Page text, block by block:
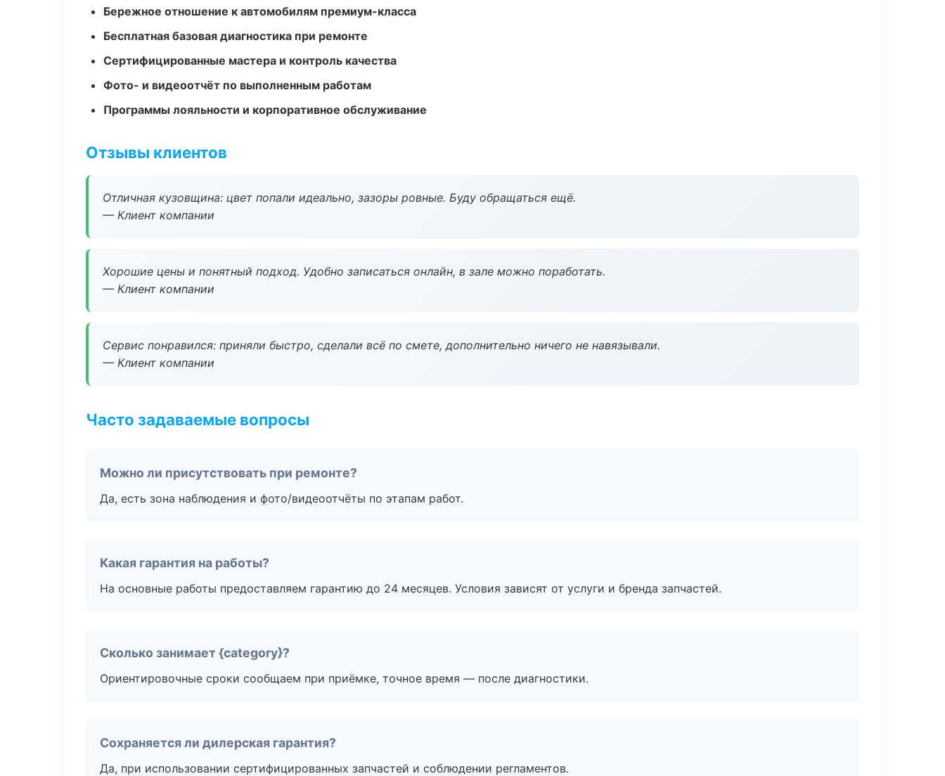
Бережное отношение к автомобилям премиум-класса
Бесплатная базовая диагностика при ремонте
Сертифицированные мастера и контроль качества
Фото- и видеоотчёт по выполненным работам
Программы лояльности и корпоративное обслуживание
Отзывы клиентов
Отличная кузовщина: цвет попали идеально, зазоры ровные. Буду обращаться ещё.
— Клиент компании
Хорошие цены и понятный подход. Удобно записаться онлайн, в зале можно поработать.
— Клиент компании
Сервис понравился: приняли быстро, сделали всё по смете, дополнительно ничего не навязывали.
— Клиент компании
Часто задаваемые вопросы
Можно ли присутствовать при ремонте?
Да, есть зона наблюдения и фото/видеоотчёты по этапам работ.
Какая гарантия на работы?
На основные работы предоставляем гарантию до 24 месяцев. Условия зависят от услуги и бренда запчастей.
Сколько занимает {category}?
Ориентировочные сроки сообщаем при приёмке, точное время — после диагностики.
Сохраняется ли дилерская гарантия?
Да, при использовании сертифицированных запчастей и соблюдении регламентов.